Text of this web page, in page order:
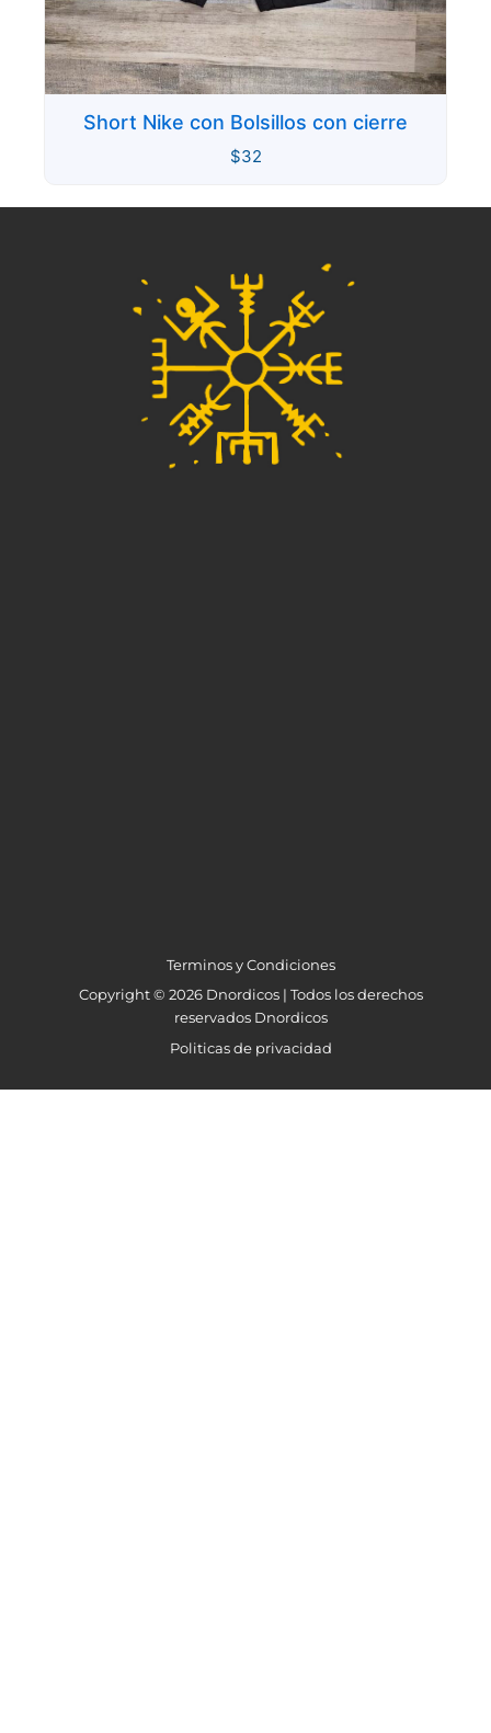
Short Nike con Bolsillos con cierre
$32
Terminos y Condiciones
Copyright © 2026 Dnordicos | Todos los derechos
reservados Dnordicos
Politicas de privacidad